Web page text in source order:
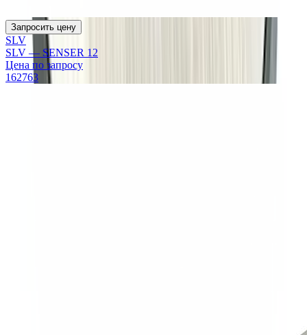
Запросить цену
SLV
SLV — SENSER 12
Цена по запросу
162763